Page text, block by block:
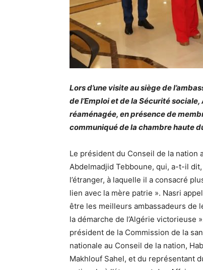
Lors d’une visite au siège de
de l’Emploi et de la Sécurité
réaménagée, en présence de
communiqué de la chambre haute
Le président du Conseil de la nation
Abdelmadjid Tebboune, qui, a-t-il
l’étranger, à laquelle il a consacré
lien avec la mère patrie ». Nasri
être les meilleurs ambassadeurs de
la démarche de l’Algérie victorieuse
président de la Commission de la
nationale au Conseil de la nation,
Makhlouf Sahel, et du représentant